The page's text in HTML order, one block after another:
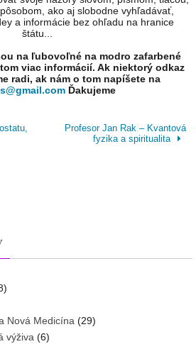
ako aj slobodne vyhľadávať,
a informácie bez ohľadu na hranice
štátu...
na ľubovoľné na modro zafarbené
viac informácií. Ak niektorý odkaz
radi, ak nám o tom napíšete na
Ďakujeme
Profesor Jan Rak – Kvantová
fyzika a spiritualita
Nová Medicína (29)
výživa (6)